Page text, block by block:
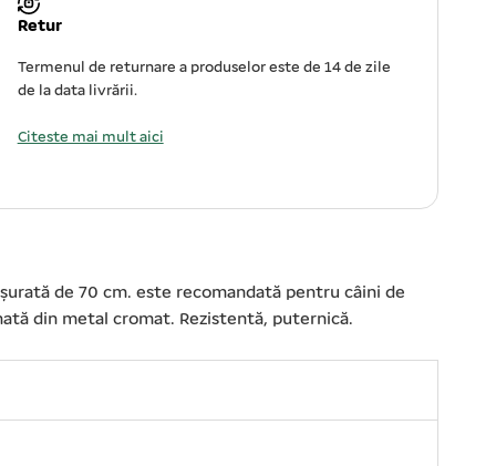
Retur
Termenul de returnare a produselor este de 14 de zile
de la data livrării.
Citeste mai mult aici
de 70 cm. este recomandată pentru câini de
din metal cromat. Rezistentă, puternică.